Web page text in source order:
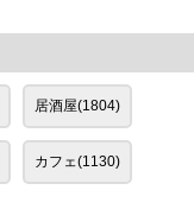
居酒屋(1804)
カフェ(1130)